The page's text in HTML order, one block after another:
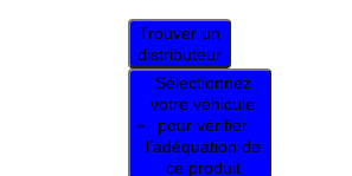
Trouver un
distributeur
Sélectionnez
votre véhicule
pour vérifier
l’adéquation de
ce produit